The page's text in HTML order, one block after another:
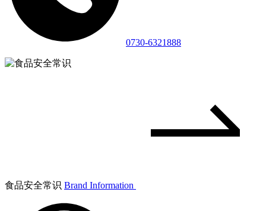
0730-6321888
食品安全常识 Brand Information